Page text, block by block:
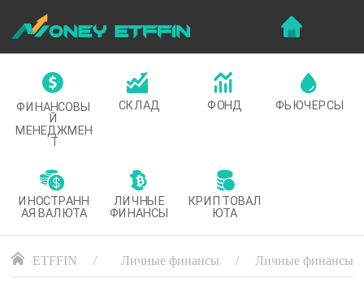
ФИНАНСОВЫ
Й
МЕНЕДЖМЕН
Т
СКЛАД ФОНД ФЬЮЧЕРСЫ
ИНОСТРАНН
АЯ ВАЛЮТА
ЛИЧНЫЕ
ФИНАНСЫ
КРИПТОВАЛ
ЮТА
ETFFIN Личные финансы Личные финансы